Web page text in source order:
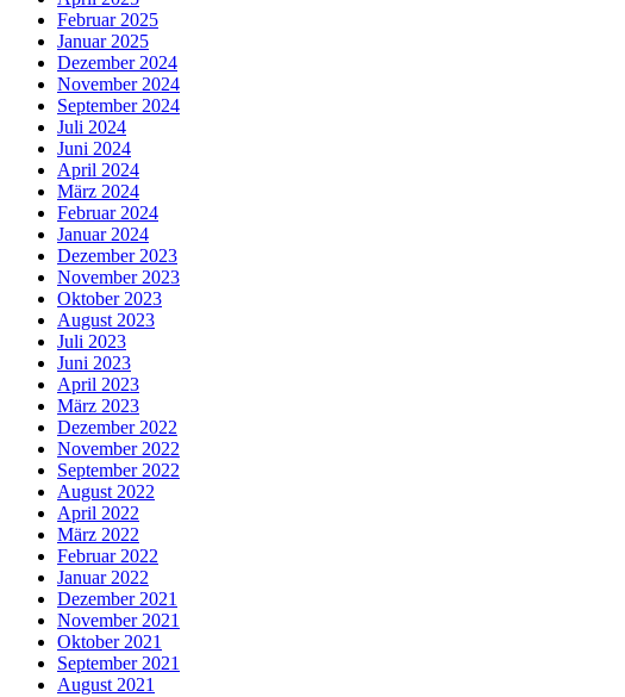
Februar 2025
Januar 2025
Dezember 2024
November 2024
September 2024
Juli 2024
Juni 2024
April 2024
März 2024
Februar 2024
Januar 2024
Dezember 2023
November 2023
Oktober 2023
August 2023
Juli 2023
Juni 2023
April 2023
März 2023
Dezember 2022
November 2022
September 2022
August 2022
April 2022
März 2022
Februar 2022
Januar 2022
Dezember 2021
November 2021
Oktober 2021
September 2021
August 2021